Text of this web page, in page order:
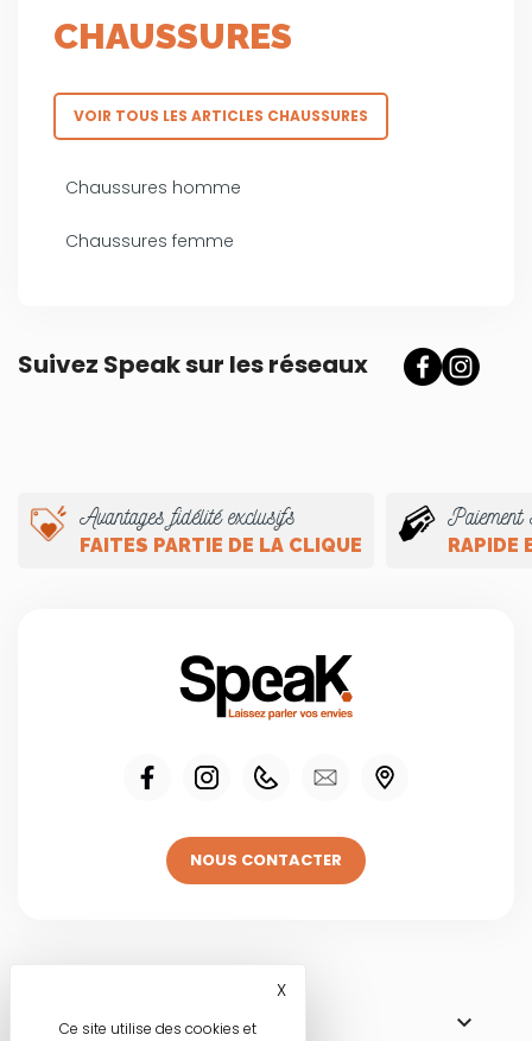
CHAUSSURES
VOIR TOUS LES ARTICLES CHAUSSURES
Chaussures homme
Chaussures femme
Suivez Speak sur les réseaux
Avantages fidélité exclusifs
FAITES PARTIE DE LA CLIQUE
Paiement
RAPIDE
NOUS CONTACTER

NOS BOUTIQUES
Ce site utilise des cookies et
XMasquer le bandeau des